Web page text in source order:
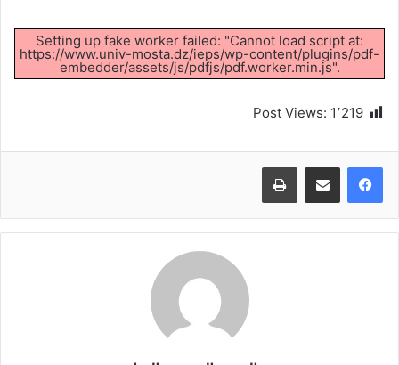
Setting up fake worker failed: "Cannot load script at:
https://www.univ-mosta.dz/ieps/wp-content/plugins/pdf-
embedder/assets/js/pdfjs/pdf.worker.min.js".
Post Views: 1٬219
طباعة